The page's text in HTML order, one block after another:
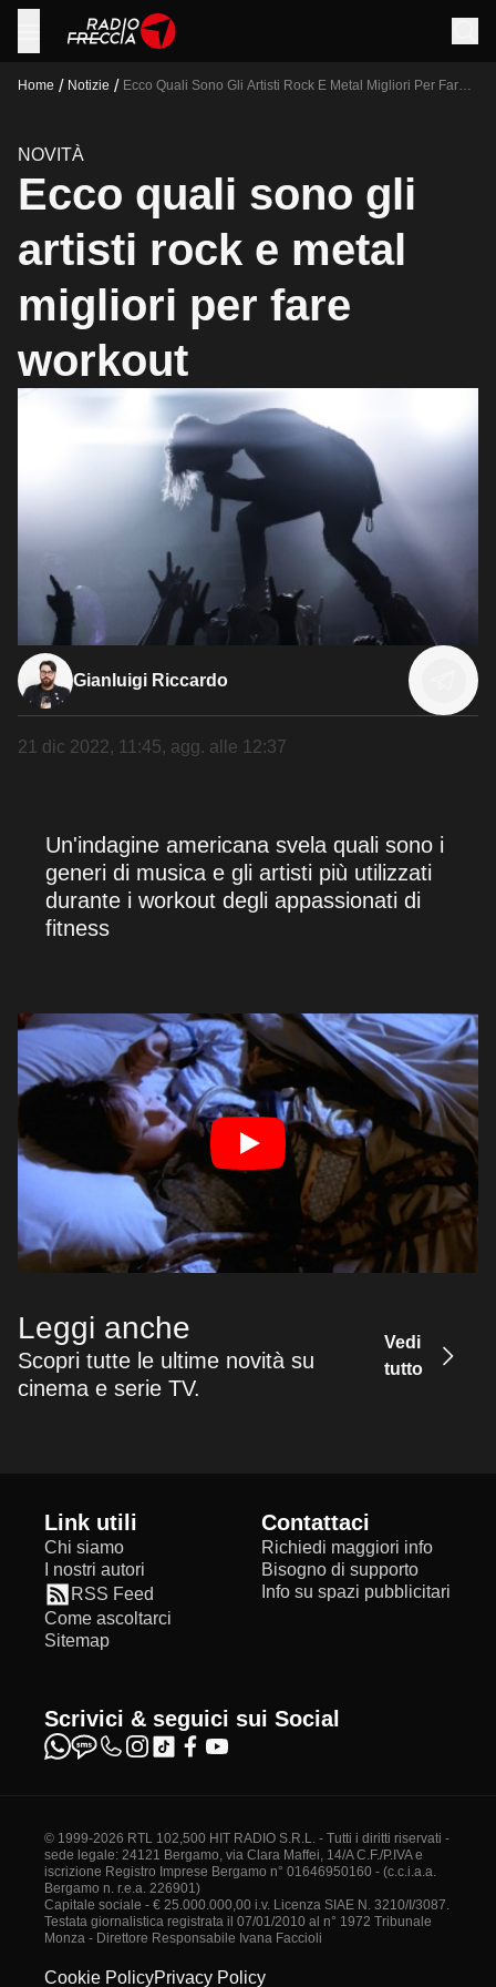
Home / Notizie / Ecco Quali Sono Gli Artisti Rock E Metal Migliori Per Fare
NOVITÀ
Ecco quali sono gli
artisti rock e metal
migliori per fare
workout
Gianluigi Riccardo
21 dic 2022, 11:45, agg. alle 12:37
Un'indagine americana svela quali sono i
generi di musica e gli artisti più utilizzati
durante i workout degli appassionati di
fitness
Leggi anche
Scopri tutte le ultime novità su
cinema e serie TV.
Vedi
tutto
Link utili
Chi siamo
I nostri autori
RSS Feed
Come ascoltarci
Sitemap
Contattaci
Richiedi maggiori info
Bisogno di supporto
Info su spazi pubblicitari
Scrivici & seguici sui Social
© 1999-2026 RTL 102,500 HIT RADIO S.R.L. - Tutti i diritti riservati -
sede legale: 24121 Bergamo, via Clara Maffei, 14/A C.F./P.IVA e
iscrizione Registro Imprese Bergamo n° 01646950160 - (c.c.i.a.a.
Bergamo n. r.e.a. 226901)
Capitale sociale - € 25.000.000,00 i.v. Licenza SIAE N. 3210/I/3087.
Testata giornalistica registrata il 07/01/2010 al n° 1972 Tribunale
Monza - Direttore Responsabile Ivana Faccioli
Cookie PolicyPrivacy Policy